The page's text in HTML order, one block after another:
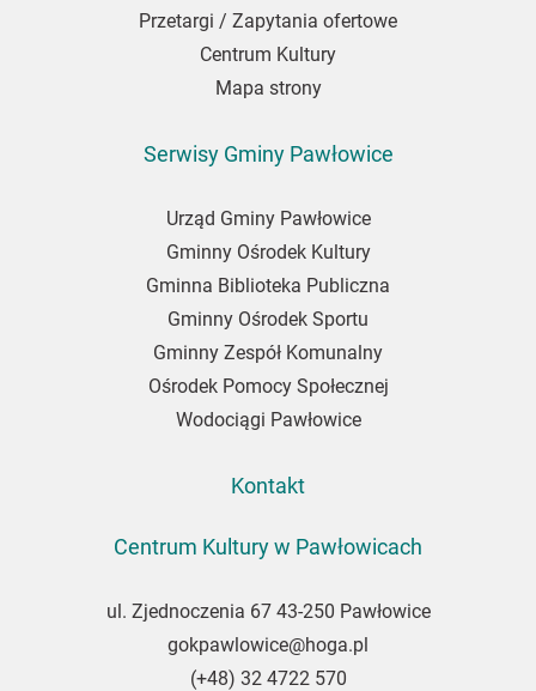
Przetargi / Zapytania ofertowe
Centrum Kultury
Mapa strony
Serwisy Gminy Pawłowice
Urząd Gminy Pawłowice
Gminny Ośrodek Kultury
Gminna Biblioteka Publiczna
Gminny Ośrodek Sportu
Gminny Zespół Komunalny
Ośrodek Pomocy Społecznej
Wodociągi Pawłowice
Kontakt
Centrum Kultury w Pawłowicach
ul. Zjednoczenia 67 43-250 Pawłowice
gokpawlowice@hoga.pl
(+48) 32 4722 570